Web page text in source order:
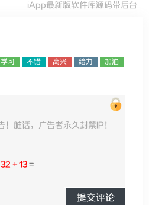
iApp最新版软件库源码带后台
学习 不错 高兴 给力
加油
32 + 13=
提交评论